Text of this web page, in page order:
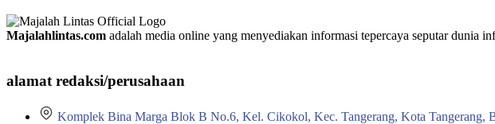
Majalahlintas.com adalah media online yang menyediakan informasi tepercaya seputar dunia
alamat redaksi/perusahaan
Komplek Bina Marga Blok B No.6, Kel. Cikokol, Kec. Tangerang, Kota Tangerang,